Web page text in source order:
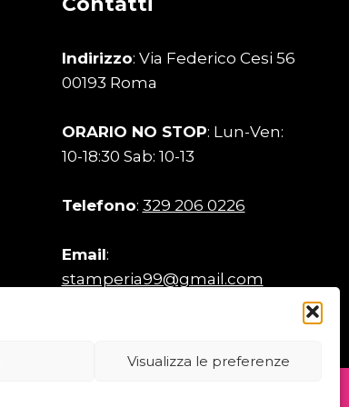
Visualizza le preferenze
Indirizzo: Via Federico Cesi 56
00193 Roma
ORARIO NO STOP: Lun-Ven:
10-18:30 Sab: 10-13
Telefono: 329 206 0226
Email:
stamperia99@gmail.com